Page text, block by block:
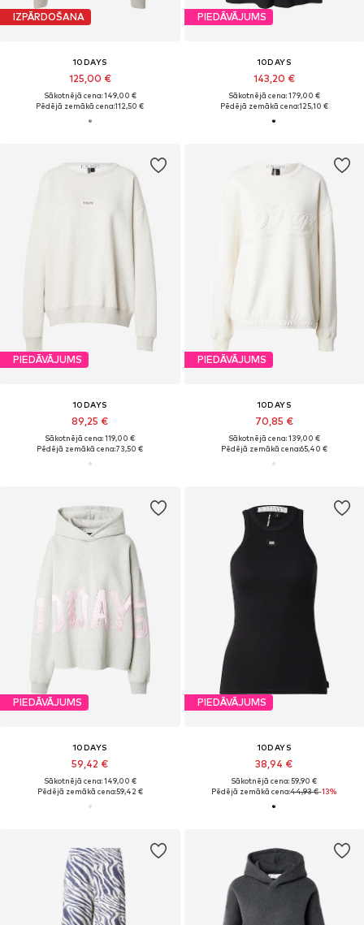
IZPĀRDOŠANA
10DAYS
125,00 €
Sākotnējā cena: 149,00 €
Pēdējā zemākā cena:112,50 €
PIEDĀVĀJUMS
10DAYS
143,20 €
Sākotnējā cena: 179,00 €
Pēdējā zemākā cena:125,10 €
PIEDĀVĀJUMS
10DAYS
89,25 €
Sākotnējā cena: 119,00 €
Pēdējā zemākā cena:73,50 €
PIEDĀVĀJUMS
10DAYS
70,85 €
Sākotnējā cena: 139,00 €
Pēdējā zemākā cena:65,40 €
PIEDĀVĀJUMS
10DAYS
59,42 €
Sākotnējā cena: 149,00 €
Pēdējā zemākā cena:59,42 €
PIEDĀVĀJUMS
10DAYS
38,94 €
Sākotnējā cena: 59,90 €
Pēdējā zemākā cena:44,93 €-13%